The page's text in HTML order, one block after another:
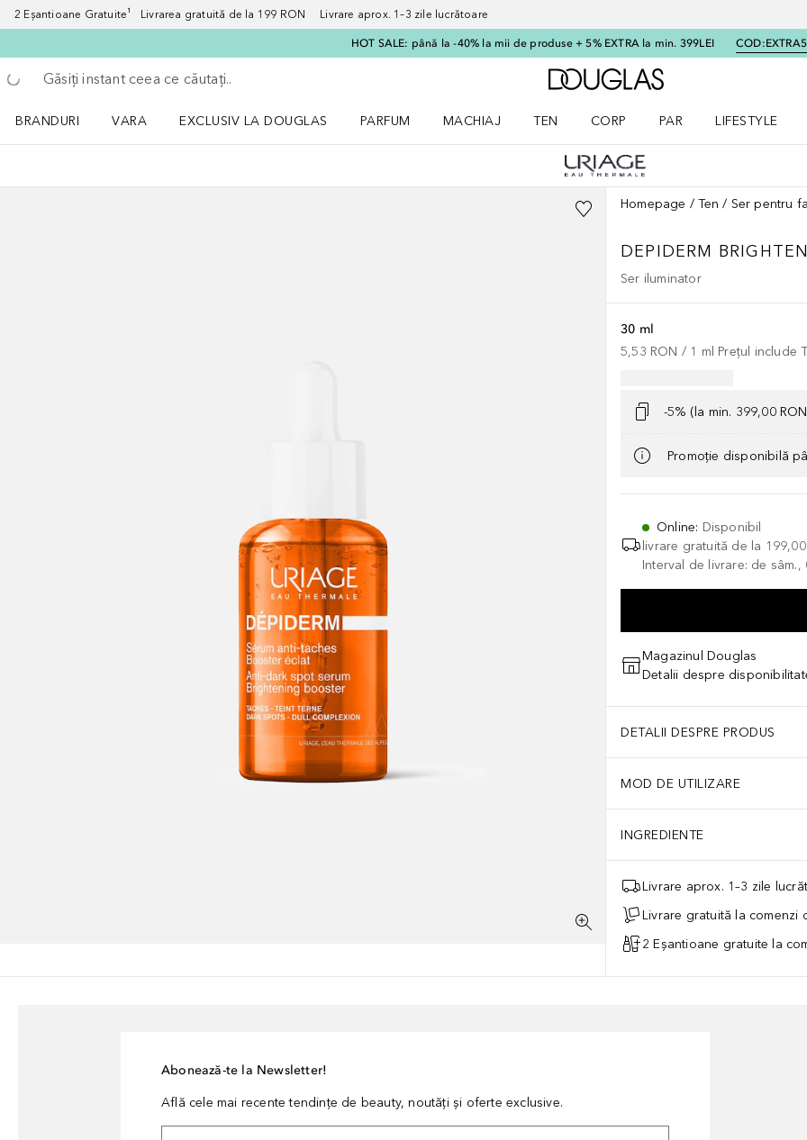
2 Eșantioane Gratuite¹ Livrarea gratuită de la 199 RON Livrare aprox. 1–3 zile lucrătoare
HOT SALE: până la -40% la mii de produse + 5% EXTRA la min. 399LEI COD:
Înapoi
Executați căutarea
Către pagina principală
BRANDURI
VARA
EXCLUSIV LA DOUGLAS
PARFUM
MACHIAJ
TEN
CORP
PAR
LIFESTYLE
Homepage Ten Ser pentru
DEPIDERM
Ser iluminator
30 ml
5,53 RON / 1 ml Prețul include
-5% (la min. 399,00
Promoție disponibilă
Online: Disponibil
livrare gratuită de la
Interval de livrare: de
Magazinul Douglas
Detalii despre
DETALII DESPRE PRODUS
MOD DE UTILIZARE
INGREDIENTE
Livrare aprox. 1–3 zile
Livrare gratuită la comenzi
2 Eșantioane gratuite la
Abonează-te la Newsletter!
Află cele mai recente tendințe de beauty, noutăți și oferte exclusive.